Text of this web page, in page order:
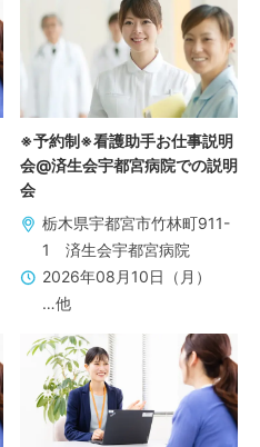
※予約制※看護助手お仕事説明
会@済生会宇都宮病院での説明
会
栃木県宇都宮市竹林町911-
1 済生会宇都宮病院
2026年08月10日（月）
…他